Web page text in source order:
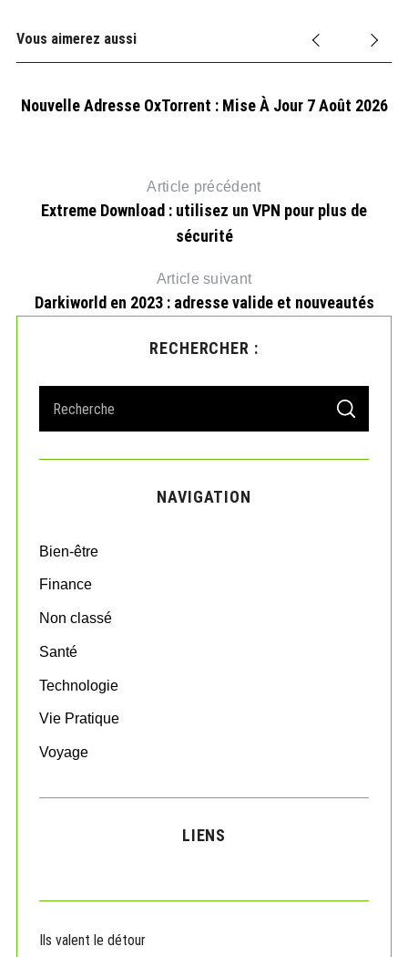
Vous aimerez aussi
Nouvelle Adresse OxTorrent : Mise À Jour 7 Août 2026
Article précédent
Extreme Download : utilisez un VPN pour plus de
sécurité
Article suivant
Darkiworld en 2023 : adresse valide et nouveautés
RECHERCHER :
a
r
o
:
S
A
C
NAVIGATION
Bien-être
Finance
Non classé
Santé
Technologie
Vie Pratique
Voyage
LIENS
Ils valent le détour